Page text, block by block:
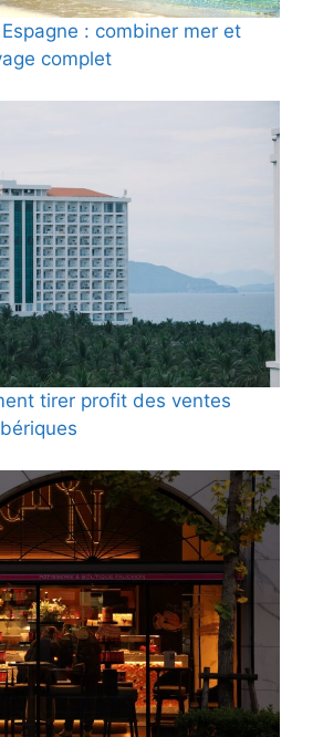
: combiner mer et
complet
tirer profit des ventes